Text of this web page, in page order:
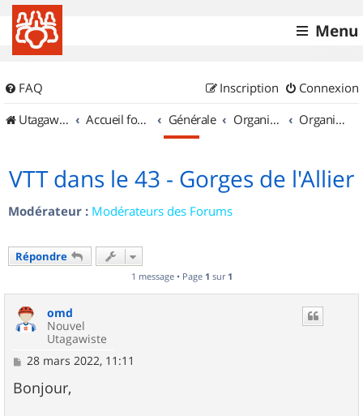
Menu
FAQ Connexion
Inscription
UtagawaVTT (Randos VTT et VTTAE avec traces GPS)
Accueil forum Générale Organisation de sorties & Recherche de partenaires Organisation de sorties en région Auvergne
VTT dans le 43 - Gorges de l'Allier
Modérateur : Modérateurs des Forums
Répondre
1 message • Page 1 sur 1
omd
Nouvel
Utagawiste
M
s
s
28 mars 2022, 11:11
Bonjour,